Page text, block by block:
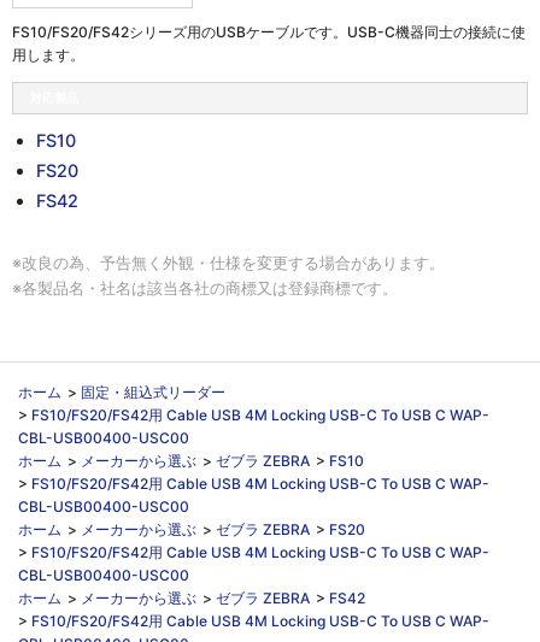
FS10/FS20/FS42シリーズ用のUSBケーブルです。USB-C機器同士の接続に使
用します。
FS10
FS20
FS42
※改良の為、予告無く外観・仕様を変更する場合があります。
※各製品名・社名は該当各社の商標又は登録商標です。
ホーム > 固定・組込式リーダー
> FS10/FS20/FS42用 Cable USB 4M Locking USB-C To USB C WAP-
CBL-USB00400-USC00
ホーム > メーカーから選ぶ > ゼブラ ZEBRA > FS10
> FS10/FS20/FS42用 Cable USB 4M Locking USB-C To USB C WAP-
CBL-USB00400-USC00
ホーム > メーカーから選ぶ > ゼブラ ZEBRA > FS20
> FS10/FS20/FS42用 Cable USB 4M Locking USB-C To USB C WAP-
CBL-USB00400-USC00
ホーム > メーカーから選ぶ > ゼブラ ZEBRA > FS42
> FS10/FS20/FS42用 Cable USB 4M Locking USB-C To USB C WAP-